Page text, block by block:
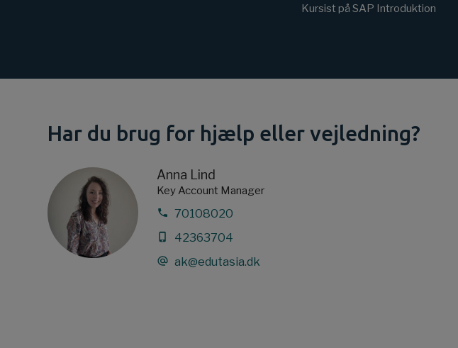
Kursist på SAP Introduktion
Har du brug for hjælp eller vejledning?
Anna Lind
Key Account Manager
70108020
42363704
ak@edutasia.dk